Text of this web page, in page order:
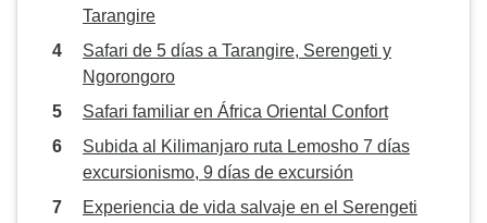
Tarangire
Safari de 5 días a Tarangire, Serengeti y
Ngorongoro
Safari familiar en África Oriental Confort
Subida al Kilimanjaro ruta Lemosho 7 días
excursionismo, 9 días de excursión
Experiencia de vida salvaje en el Serengeti